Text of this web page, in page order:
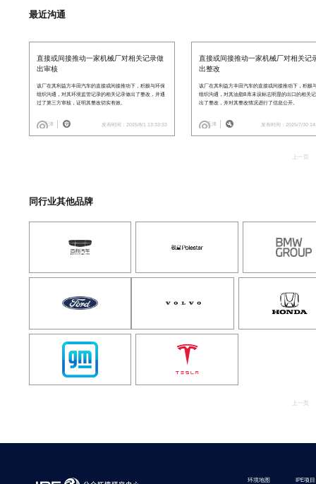
最近沟通
直接或间接推动一家机械厂对相关记录做
出审核
该厂在其利益方丰田汽车的直接或间接推动下，积极与环保
组织沟通，对其环境监管记录的相关记录做出了整改，并通
过了第三方审核，证明其整改切实有效。
天津 发布时间：2025/8/1 13:33:33
直接或间接推动一家机械厂对相关记
出整改
该厂在其利益方丰田汽车的直接或间接推动下，积极
组织沟通，对其油脂B库未设标志明显的出口的相关
出了整改，并对其整改情况进行了信息公开。
天津 发布时间：2025/7/30
上一页
同行业其他品牌
上一页
环境地图 IPE项目